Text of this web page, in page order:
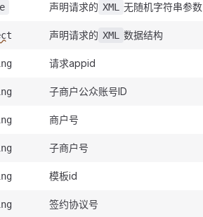
声明请求的 XML 无随机字符串参数
声明请求的 XML 数据结构
请求appid
子商户公众账号ID
商户号
子商户号
模板id
签约协议号